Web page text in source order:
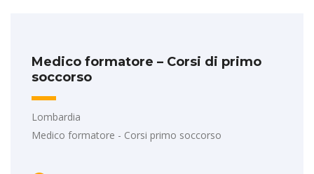
Medico formatore – Corsi di primo
soccorso
Lombardia
Medico formatore - Corsi primo soccorso